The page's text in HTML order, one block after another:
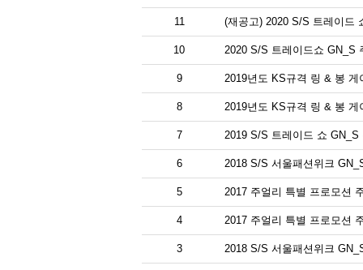
11 (재공고) 2020 S/S 트레이드
10 2020 S/S 트레이드쇼 GN_S
9 2019년도 KS규격 링 & 봉
8 2019년도 KS규격 링 & 봉 게
7 2019 S/S 트레이드 쇼
6 2018 S/S 서울패션위크
5 2017 주얼리 특별 프로모션
4 2017 주얼리 특별 프로모션
3 2018 S/S 서울패션위크